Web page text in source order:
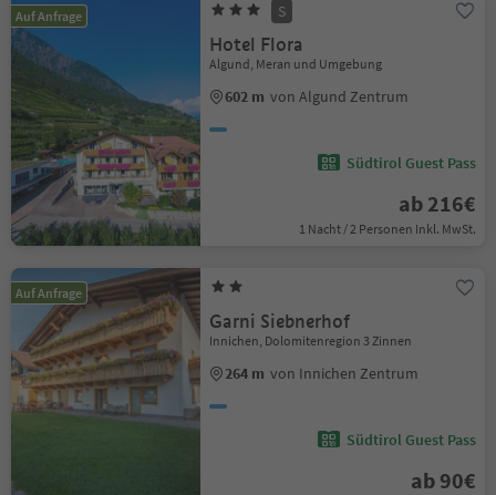
Auf Anfrage S
Hotel Flora
Algund, Meran und Umgebung
602 m von Algund Zentrum
Südtirol Guest Pass
ab 216€
1 Nacht / 2 Personen Inkl. MwSt.
Auf Anfrage
Garni Siebnerhof
Innichen, Dolomitenregion 3 Zinnen
264 m von Innichen Zentrum
Südtirol Guest Pass
ab 90€